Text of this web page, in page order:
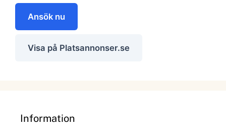
Ansök nu
Visa på Platsannonser.se
Information